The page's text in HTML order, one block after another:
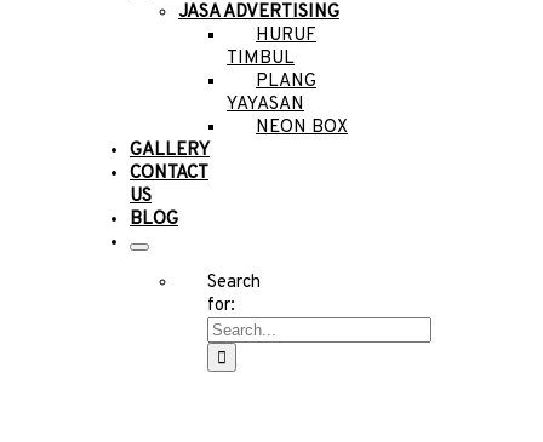
JASA ADVERTISING
HURUF
TIMBUL
PLANG
YAYASAN
NEON BOX
GALLERY
CONTACT
US
BLOG
Search
for: